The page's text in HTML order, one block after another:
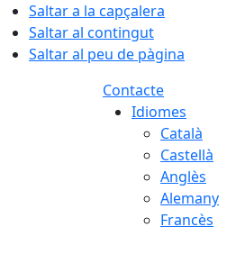
Saltar a la capçalera
Saltar al contingut
Saltar al peu de pàgina
Contacte
Idiomes
Català
Castellà
Anglès
Alemany
Francès